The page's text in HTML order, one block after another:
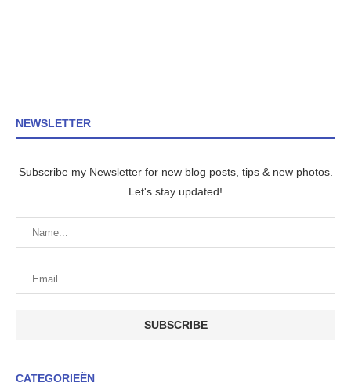
NEWSLETTER
Subscribe my Newsletter for new blog posts, tips & new photos.
Let's stay updated!
CATEGORIEËN